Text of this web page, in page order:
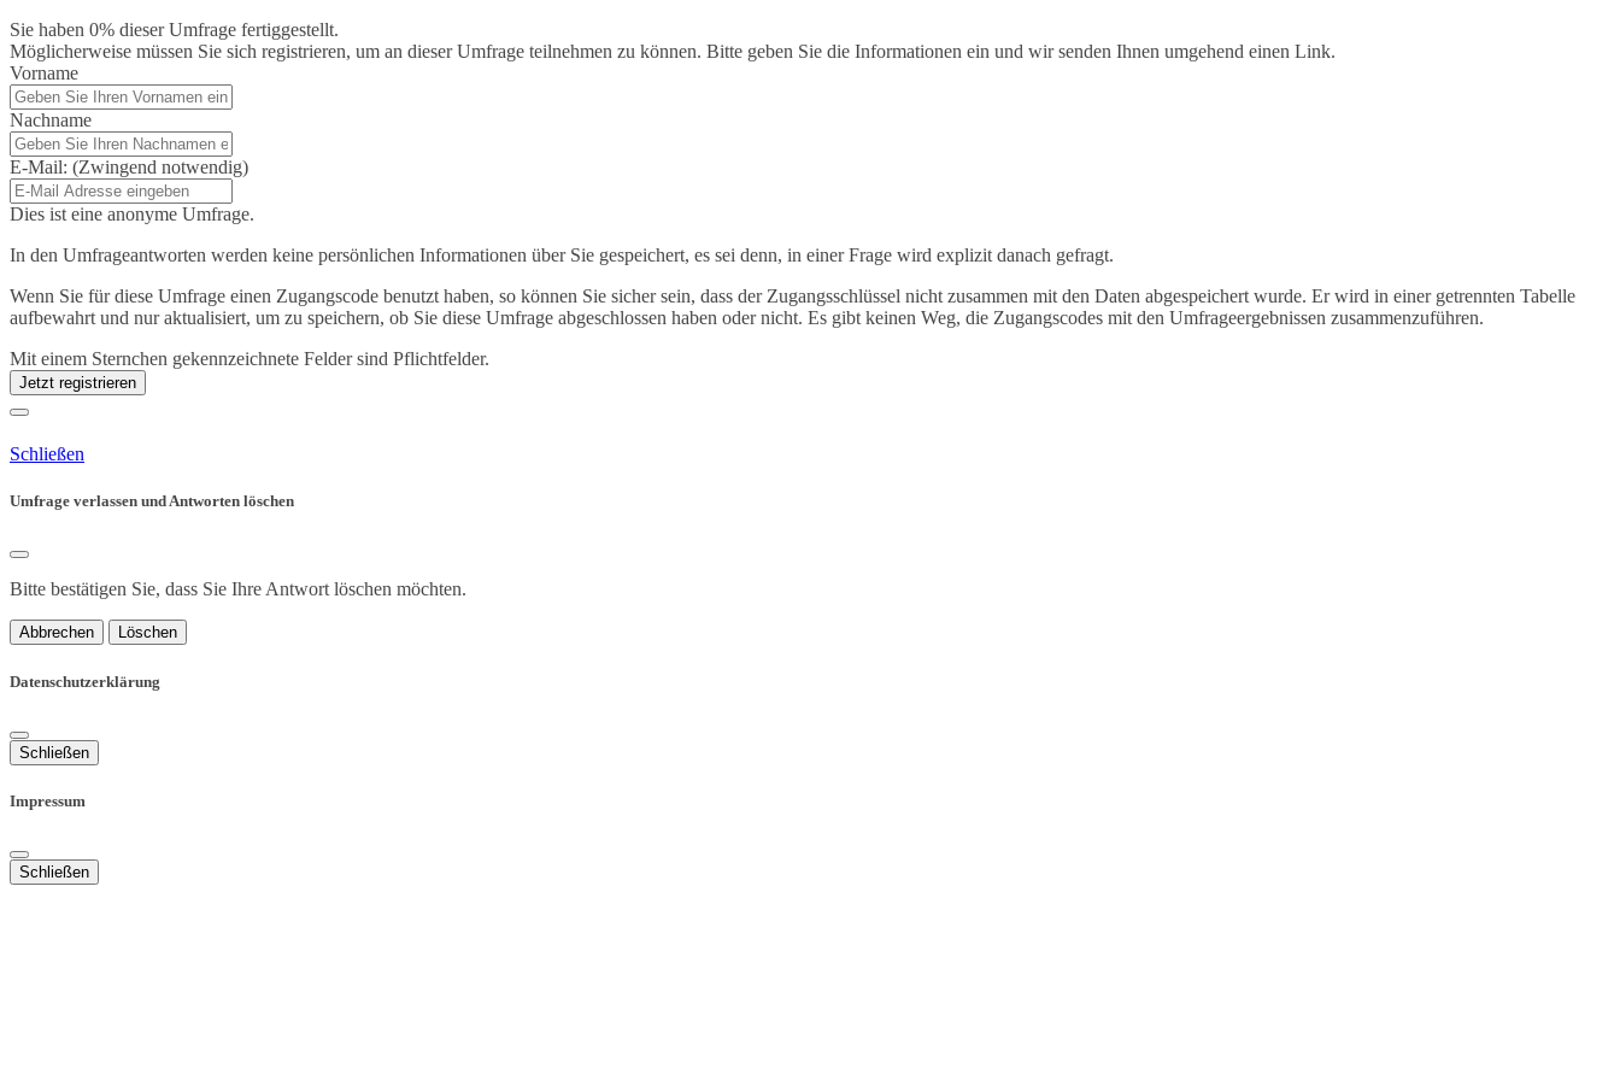
Sie haben 0% dieser Umfrage fertiggestellt.
Möglicherweise müssen Sie sich registrieren, um an dieser Umfrage teilnehmen zu können. Bitte geben Sie die Informationen ein und wir senden Ihnen umgehend einen Link.
Vorname
Nachname
E-Mail: (Zwingend notwendig)
Dies ist eine anonyme Umfrage.
In den Umfrageantworten werden keine persönlichen Informationen über Sie gespeichert, es sei denn, in einer Frage wird explizit danach gefragt.
Wenn Sie für diese Umfrage einen Zugangscode benutzt haben, so können Sie sicher sein, dass der Zugangsschlüssel nicht zusammen mit den Daten abgespeichert wurde. Er wird in einer getrennten Tabelle
aufbewahrt und nur aktualisiert, um zu speichern, ob Sie diese Umfrage abgeschlossen haben oder nicht. Es gibt keinen Weg, die Zugangscodes mit den Umfrageergebnissen zusammenzuführen.
Mit einem Sternchen gekennzeichnete Felder sind Pflichtfelder.
Jetzt registrieren
Schließen
Umfrage verlassen und Antworten löschen
Bitte bestätigen Sie, dass Sie Ihre Antwort löschen möchten.
Abbrechen Löschen
Datenschutzerklärung
Schließen
Impressum
Schließen